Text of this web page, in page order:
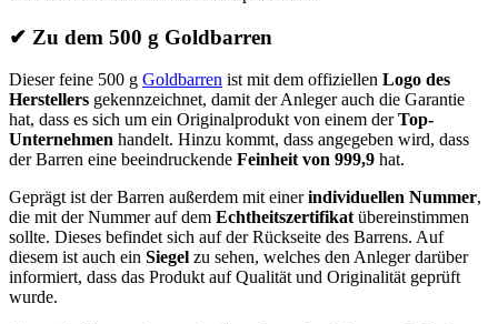
✔ Zu dem 500 g Goldbarren
Dieser feine 500 g Goldbarren ist mit dem offiziellen Logo des
Herstellers gekennzeichnet, damit der Anleger auch die Garantie
hat, dass es sich um ein Originalprodukt von einem derTop-
Unternehmen handelt. Hinzu kommt, dass angegeben wird, dass
der Barren eine beeindruckende Feinheit von 999,9 hat.
Geprägt ist der Barren außerdem mit einerindividuellen Nummer,
die mit der Nummer auf dem Echtheitszertifikat übereinstimmen
sollte. Dieses befindet sich auf der Rückseite des Barrens. Auf
diesem ist auch ein Siegel zu sehen, welches den Anleger darüber
informiert, dass das Produkt auf Qualität und Originalität geprüft
wurde.